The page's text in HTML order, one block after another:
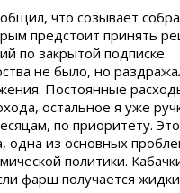
что созывает
предстоит принять
по закрытой подписке.
не было, но
Постоянные
остальное я уже
по приоритету.
одна из основных
политики.
фарш получается